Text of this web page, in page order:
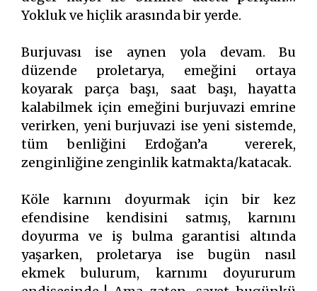
Yokluk ve hiçlik arasında bir yerde.
Burjuvası ise aynen yola devam. Bu
düzende proletarya, emeğini ortaya
koyarak parça başı, saat başı, hayatta
kalabilmek için emeğini burjuvazi emrine
verirken, yeni burjuvazi ise yeni sistemde,
tüm benliğini Erdoğan’a vererek,
zenginliğine zenginlik katmakta/katacak.
Köle karnını doyurmak için bir kez
efendisine kendisini satmış, karnını
doyurma ve iş bulma garantisi altında
yaşarken, proletarya ise bugün nasıl
ekmek bulurum, karnımı doyururum